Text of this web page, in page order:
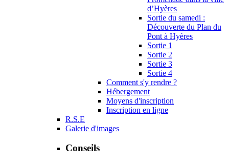
d’Hyères
Sortie du samedi :
Découverte du Plan du
Pont à Hyères
Sortie 1
Sortie 2
Sortie 3
Sortie 4
Comment s'y rendre ?
Hébergement
Moyens d'inscription
Inscription en ligne
R.S.E
Galerie d'images
Conseils